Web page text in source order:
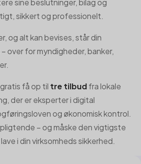
sine beslutninger, bilag og
sikkert og professionelt.
og alt kan bevises, står din
over for myndigheder, banker,
få op til tre tilbudfra lokale
der er eksperter i digital
og økonomisk kontrol.
– og måske den vigtigste
i din virksomheds sikkerhed.